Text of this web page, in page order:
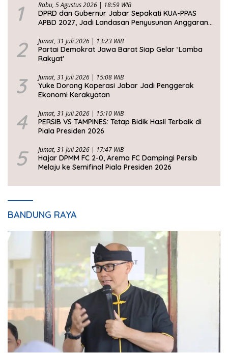
1 Rabu, 5 Agustus 2026 | 18:59 WIB
DPRD dan Gubernur Jabar Sepakati KUA-PPAS
APBD 2027, Jadi Landasan Penyusunan Anggaran
2 Jumat, 31 Juli 2026 | 13:23 WIB
Partai Demokrat Jawa Barat Siap Gelar ‘Lomba
Rakyat’
3 Jumat, 31 Juli 2026 | 15:08 WIB
Yuke Dorong Koperasi Jabar Jadi Penggerak
Ekonomi Kerakyatan
4 Jumat, 31 Juli 2026 | 15:10 WIB
PERSIB VS TAMPINES: Tetap Bidik Hasil Terbaik di
Piala Presiden 2026
5 Jumat, 31 Juli 2026 | 17:47 WIB
Hajar DPMM FC 2-0, Arema FC Dampingi Persib
Melaju ke Semifinal Piala Presiden 2026
BANDUNG RAYA